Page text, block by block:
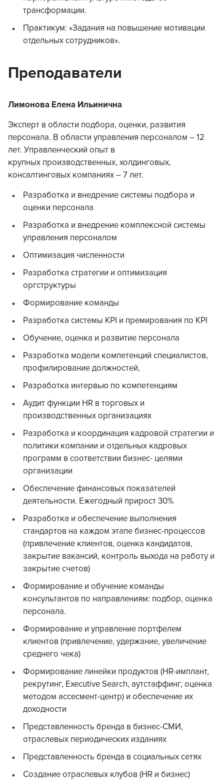
трансформации.
Практикум: «Задания на повышение мотивации
отдельных сотрудников».
Преподаватели
Лимонова Елена Ильинична
Эксперт в области подбора, оценки, развития
персонала. В области управления персоналом – 12
лет. Управленческий опыт в
крупных производственных, холдинговых,
консалтинговых компаниях – 7 лет.
Разработка и внедрение системы подбора и
оценки персонала
Разработка и внедрение комплексной системы
управления персоналом
Оптимизация численности
Разработка стратегии и оптимизация
оргструктуры
Формирование команды
Разработка системы KPI и премирования по KPI
Обучение, оценка и развитие персонала
Разработка модели компетенций специалистов,
профилирование должностей,
Разработка интервью по компетенциям
Аудит функции HR в торговых и
производственных организациях
Разработка и координация кадровой стратегии и
политики компании и отдельных кадровых
программ в соответствии бизнес- целями
организации
Обеспечение финансовых показателей
деятельности. Ежегодный прирост 30%
Разработка и обеспечение выполнения
стандартов на каждом этапе бизнес-процессов
(привлечение клиентов, оценка кандидатов,
закрытие вакансий, контроль выхода на работу и
закрытие счетов)
Формирование и обучение команды
консультантов по направлениям: подбор, оценка
персонала.
Формирование и управление портфелем
клиентов (привлечение, удержание, увеличение
среднего чека)
Формирование линейки продуктов (HR-имплант,
рекрутинг, Executive Search, аутстаффинг, оценка
методом ассесмент-центр) и обеспечение их
доходности
Представленность бренда в бизнес-СМИ,
отраслевых периодических изданиях
Представленность бренда в социальных сетях
Создание отраслевых клубов (HR и бизнес)